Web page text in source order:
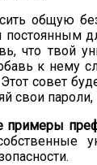
общую
постоянным
что твой
к нему
Этот совет
свои